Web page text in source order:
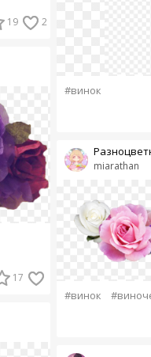
19 2
17
#винок
miarathan
#винок